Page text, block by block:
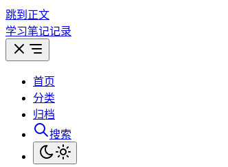
跳到正文
学习笔记记录
首页
分类
归档
搜索